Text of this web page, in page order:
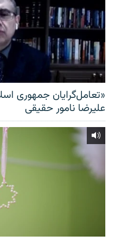
«تعامل‌گرایان جمهوری
علیرضا نامور حقیقی